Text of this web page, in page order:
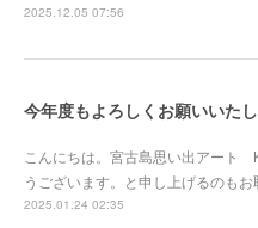
2025.12.05 07:56
今年度もよろしくお願いいた
こんにちは。宮古島思い出アート
うございます。と申し上げるのも
2025.01.24 02:35